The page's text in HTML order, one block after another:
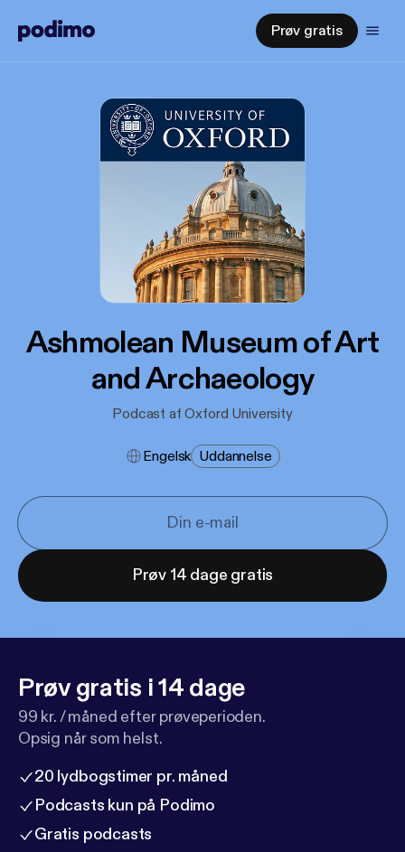
Prøv gratis
Ashmolean Museum of Art
and Archaeology
Podcast af Oxford University
Engelsk Uddannelse
Prøv 14 dage gratis
Prøv gratis i 14 dage
99 kr. / måned efter prøveperioden.
Opsig når som helst.
20 lydbogstimer pr. måned
Podcasts kun på Podimo
Gratis podcasts